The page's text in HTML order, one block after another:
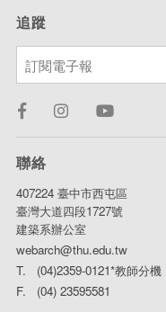
追蹤
聯絡
407224 臺中市西屯區
臺灣大道四段1727號
建築系辦公室
webarch@thu.edu.tw
T. (04)2359-0121*教師分機
F. (04) 23595581